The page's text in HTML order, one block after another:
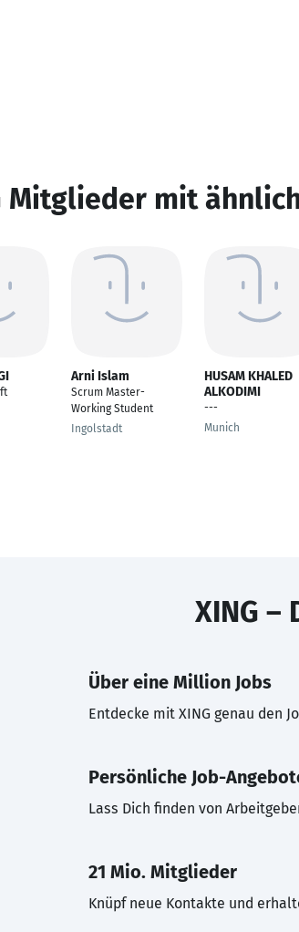
Mitglieder mit
Arni Islam
Scrum Master-
Working Student
Ingolstadt
HUSAM KHALED
ALKODIMI
---
Munich
XING –
Über eine Million Jobs
Entdecke mit XING genau den
Persönliche Job-
Lass Dich finden von
21 Mio. Mitglieder
Knüpf neue Kontakte und